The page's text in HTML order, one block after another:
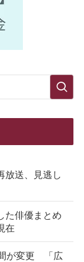
放送、見逃し
た俳優まとめ
在
間が変更 「広